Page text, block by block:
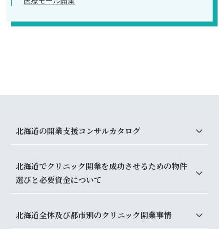
北海道の開業支援コンサルカタログ
北海道でクリニック開業を成功させるための物件
選びと必要資金について
北海道全体及び都市別のクリニック開業事情